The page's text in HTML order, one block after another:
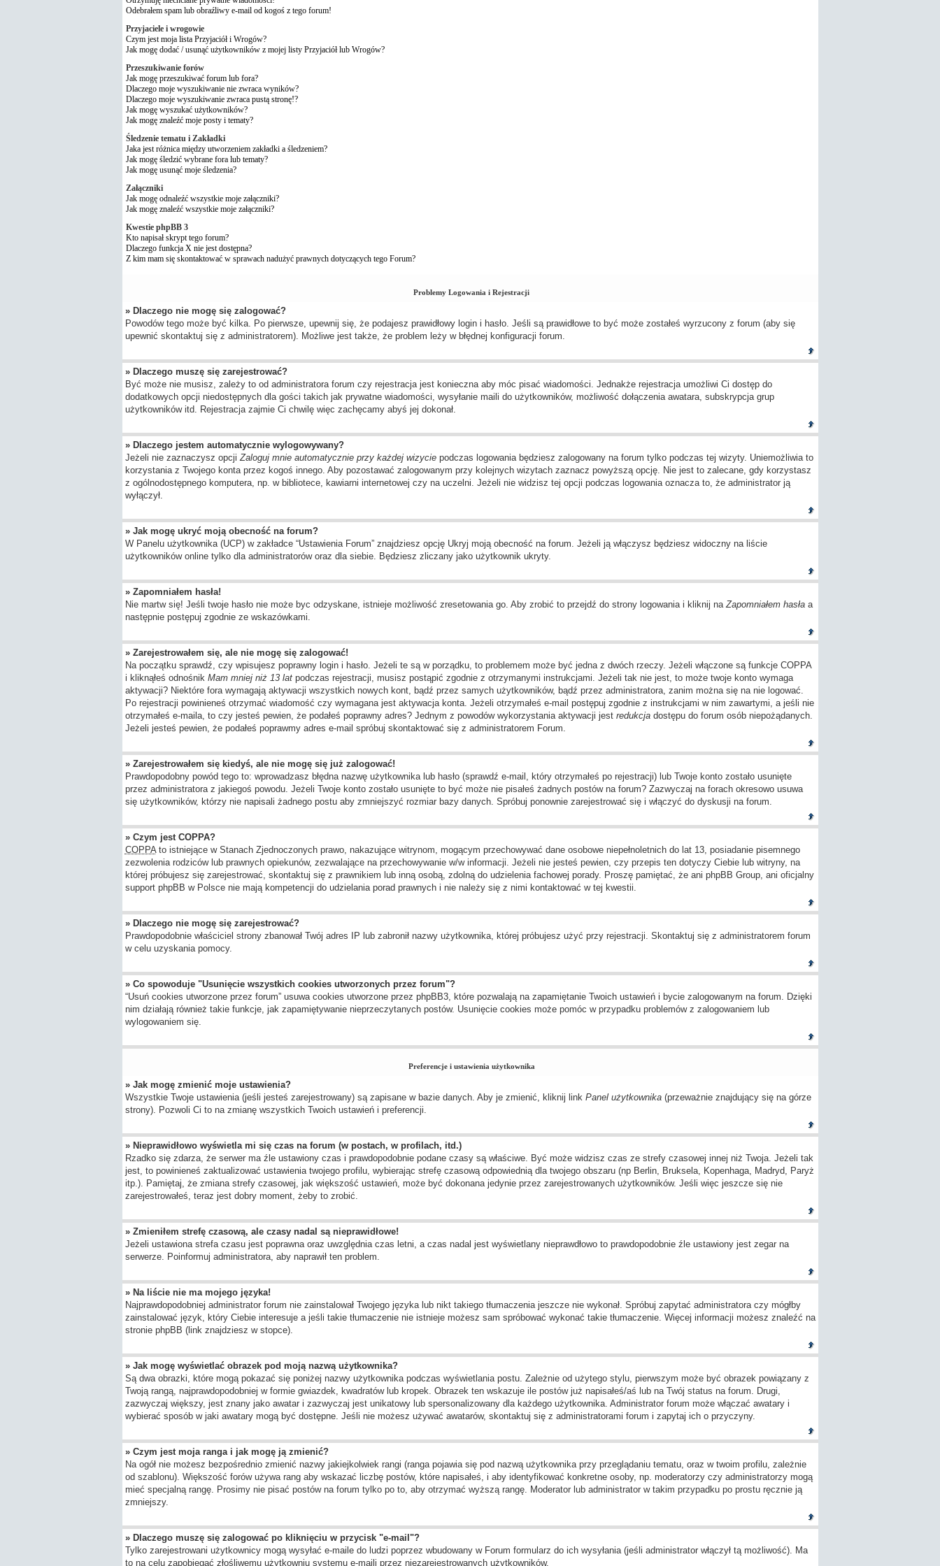
Odebrałem spam lub obraźliwy e-mail od kogoś z tego forum!
Przyjaciele i wrogowie
Czym jest moja lista Przyjaciół i Wrogów?
Jak mogę dodać / usunąć użytkowników z mojej listy Przyjaciół lub Wrogów?
Przeszukiwanie forów
Jak mogę przeszukiwać forum lub fora?
Dlaczego moje wyszukiwanie nie zwraca wyników?
Dlaczego moje wyszukiwanie zwraca pustą stronę!?
Jak mogę wyszukać użytkowników?
Jak mogę znaleźć moje posty i tematy?
Śledzenie tematu i Zakładki
Jaka jest różnica między utworzeniem zakładki a śledzeniem?
Jak mogę śledzić wybrane fora lub tematy?
Jak mogę usunąć moje śledzenia?
Załączniki
Jak mogę odnaleźć wszystkie moje załączniki?
Jak mogę znaleźć wszystkie moje załączniki?
Kwestie phpBB 3
Kto napisał skrypt tego forum?
Dlaczego funkcja X nie jest dostępna?
Z kim mam się skontaktować w sprawach nadużyć prawnych dotyczących tego Forum?
Problemy Logowania i Rejestracji
» Dlaczego nie mogę się zalogować?
Powodów tego może być kilka. Po pierwsze, upewnij się, że podajesz prawidłowy login i hasło. Jeśli są prawidłowe to być może zostałeś wyrzucony z forum (aby się
upewnić skontaktuj się z administratorem). Możliwe jest także, że problem leży w błędnej konfiguracji forum.
» Dlaczego muszę się zarejestrować?
Być może nie musisz, zależy to od administratora forum czy rejestracja jest konieczna aby móc pisać wiadomości. Jednakże rejestracja umożliwi Ci dostęp do
dodatkowych opcji niedostępnych dla gości takich jak prywatne wiadomości, wysyłanie maili do użytkowników, możliwość dołączenia awatara, subskrypcja grup
użytkowników itd. Rejestracja zajmie Ci chwilę więc zachęcamy abyś jej dokonał.
» Dlaczego jestem automatycznie wylogowywany?
Jeżeli nie zaznaczysz opcji Zaloguj mnie automatycznie przy każdej wizyciepodczas logowania będziesz zalogowany na forum tylko podczas tej wizyty. Uniemożliwia to
korzystania z Twojego konta przez kogoś innego. Aby pozostawać zalogowanym przy kolejnych wizytach zaznacz powyższą opcję. Nie jest to zalecane, gdy korzystasz
z ogólnodostępnego komputera, np. w bibliotece, kawiarni internetowej czy na uczelni. Jeżeli nie widzisz tej opcji podczas logowania oznacza to, że administrator ją
wyłączył.
» Jak mogę ukryć moją obecność na forum?
W Panelu użytkownika (UCP) w zakładce “Ustawienia Forum” znajdziesz opcję Ukryj moją obecność na forum. Jeżeli ją włączysz będziesz widoczny na liście
użytkowników online tylko dla administratorów oraz dla siebie. Będziesz zliczany jako użytkownik ukryty.
» Zapomniałem hasła!
Nie martw się! Jeśli twoje hasło nie może byc odzyskane, istnieje możliwość zresetowania go. Aby zrobić to przejdź do strony logowania i kliknij na Zapomniałem hasłaa
następnie postępuj zgodnie ze wskazówkami.
» Zarejestrowałem się, ale nie mogę się zalogować!
Na początku sprawdź, czy wpisujesz poprawny login i hasło. Jeżeli te są w porządku, to problemem może być jedna z dwóch rzeczy. Jeżeli włączone są funkcje COPPA
i kliknąłeś odnośnik Mam mniej niż 13 latpodczas rejestracji, musisz postąpić zgodnie z otrzymanymi instrukcjami. Jeżeli tak nie jest, to może twoje konto wymaga
aktywacji? Niektóre fora wymagają aktywacji wszystkich nowych kont, bądź przez samych użytkowników, bądź przez administratora, zanim można się na nie logować.
Po rejestracji powinieneś otrzymać wiadomość czy wymagana jest aktywacja konta. Jeżeli otrzymałeś e-mail postępuj zgodnie z instrukcjami w nim zawartymi, a jeśli nie
otrzymałeś e-maila, to czy jesteś pewien, że podałeś poprawny adres? Jednym z powodów wykorzystania aktywacji jest redukcjadostępu do forum osób niepożądanych.
Jeżeli jesteś pewien, że podałeś poprawmy adres e-mail spróbuj skontaktować się z administratorem Forum.
» Zarejestrowałem się kiedyś, ale nie mogę się już zalogować!
Prawdopodobny powód tego to: wprowadzasz błędna nazwę użytkownika lub hasło (sprawdź e-mail, który otrzymałeś po rejestracji) lub Twoje konto zostało usunięte
przez administratora z jakiegoś powodu. Jeżeli Twoje konto zostało usunięte to być może nie pisałeś żadnych postów na forum? Zazwyczaj na forach okresowo usuwa
się użytkowników, którzy nie napisali żadnego postu aby zmniejszyć rozmiar bazy danych. Spróbuj ponownie zarejestrować się i włączyć do dyskusji na forum.
» Czym jest COPPA?
COPPAto istniejące w Stanach Zjednoczonych prawo, nakazujące witrynom, mogącym przechowywać dane osobowe niepełnoletnich do lat 13, posiadanie pisemnego
zezwolenia rodziców lub prawnych opiekunów, zezwalające na przechowywanie w/w informacji. Jeżeli nie jesteś pewien, czy przepis ten dotyczy Ciebie lub witryny, na
której próbujesz się zarejestrować, skontaktuj się z prawnikiem lub inną osobą, zdolną do udzielenia fachowej porady. Proszę pamiętać, że ani phpBB Group, ani oficjalny
support phpBB w Polsce nie mają kompetencji do udzielania porad prawnych i nie należy się z nimi kontaktować w tej kwestii.
» Dlaczego nie mogę się zarejestrować?
Prawdopodobnie właściciel strony zbanował Twój adres IP lub zabronił nazwy użytkownika, której próbujesz użyć przy rejestracji. Skontaktuj się z administratorem forum
w celu uzyskania pomocy.
» Co spowoduje "Usunięcie wszystkich cookies utworzonych przez forum"?
“Usuń cookies utworzone przez forum” usuwa cookies utworzone przez phpBB3, które pozwalają na zapamiętanie Twoich ustawień i bycie zalogowanym na forum. Dzięki
nim działają również takie funkcje, jak zapamiętywanie nieprzeczytanych postów. Usunięcie cookies może pomóc w przypadku problemów z zalogowaniem lub
wylogowaniem się.
Preferencje i ustawienia użytkownika
» Jak mogę zmienić moje ustawienia?
Wszystkie Twoje ustawienia (jeśli jesteś zarejestrowany) są zapisane w bazie danych. Aby je zmienić, kliknij link Panel użytkownika(przeważnie znajdujący się na górze
strony). Pozwoli Ci to na zmianę wszystkich Twoich ustawień i preferencji.
» Nieprawidłowo wyświetla mi się czas na forum (w postach, w profilach, itd.)
Rzadko się zdarza, że serwer ma źle ustawiony czas i prawdopodobnie podane czasy są właściwe. Być może widzisz czas ze strefy czasowej innej niż Twoja. Jeżeli tak
jest, to powinieneś zaktualizować ustawienia twojego profilu, wybierając strefę czasową odpowiednią dla twojego obszaru (np Berlin, Bruksela, Kopenhaga, Madryd, Paryż
itp.). Pamiętaj, że zmiana strefy czasowej, jak większość ustawień, może być dokonana jedynie przez zarejestrowanych użytkowników. Jeśli więc jeszcze się nie
zarejestrowałeś, teraz jest dobry moment, żeby to zrobić.
» Zmieniłem strefę czasową, ale czasy nadal są nieprawidłowe!
Jeżeli ustawiona strefa czasu jest poprawna oraz uwzględnia czas letni, a czas nadal jest wyświetlany nieprawdłowo to prawdopodobnie źle ustawiony jest zegar na
serwerze. Poinformuj administratora, aby naprawił ten problem.
» Na liście nie ma mojego języka!
Najprawdopodobniej administrator forum nie zainstalował Twojego języka lub nikt takiego tłumaczenia jeszcze nie wykonał. Spróbuj zapytać administratora czy mógłby
zainstalować język, który Ciebie interesuje a jeśli takie tłumaczenie nie istnieje możesz sam spróbować wykonać takie tłumaczenie. Więcej informacji możesz znaleźć na
stronie phpBB (link znajdziesz w stopce).
» Jak mogę wyświetlać obrazek pod moją nazwą użytkownika?
Są dwa obrazki, które mogą pokazać się poniżej nazwy użytkownika podczas wyświetlania postu. Zależnie od użytego stylu, pierwszym może być obrazek powiązany z
Twoją rangą, najprawdopodobniej w formie gwiazdek, kwadratów lub kropek. Obrazek ten wskazuje ile postów już napisałeś/aś lub na Twój status na forum. Drugi,
zazwyczaj większy, jest znany jako awatar i zazwyczaj jest unikatowy lub spersonalizowany dla każdego użytkownika. Administrator forum może włączać awatary i
wybierać sposób w jaki awatary mogą być dostępne. Jeśli nie możesz używać awatarów, skontaktuj się z administratorami forum i zapytaj ich o przyczyny.
» Czym jest moja ranga i jak mogę ją zmienić?
Na ogół nie możesz bezpośrednio zmienić nazwy jakiejkolwiek rangi (ranga pojawia się pod nazwą użytkownika przy przeglądaniu tematu, oraz w twoim profilu, zależnie
od szablonu). Większość forów używa rang aby wskazać liczbę postów, które napisałeś, i aby identyfikować konkretne osoby, np. moderatorzy czy administratorzy mogą
mieć specjalną rangę. Prosimy nie pisać postów na forum tylko po to, aby otrzymać wyższą rangę. Moderator lub administrator w takim przypadku po prostu ręcznie ją
zmniejszy.
» Dlaczego muszę się zalogować po kliknięciu w przycisk "e-mail"?
Tylko zarejestrowani użytkownicy mogą wysyłać e-maile do ludzi poprzez wbudowany w Forum formularz do ich wysyłania (jeśli administrator włączył tą możliwość). Ma
to na celu zapobiegać złośliwemu użytkowniu systemu e-maili przez niezarejestrowanych użytkowników.